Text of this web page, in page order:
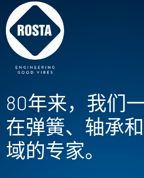
80年来，我们
在弹簧、轴承
域的专家。